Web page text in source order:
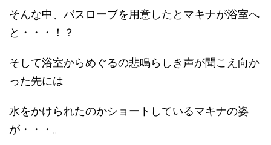
そんな中、バスローブを用意したとマキナが浴室へ
と・・・！？
そして浴室からめぐるの悲鳴らしき声が聞こえ向か
った先には
水をかけられたのかショートしているマキナの姿
が・・・。